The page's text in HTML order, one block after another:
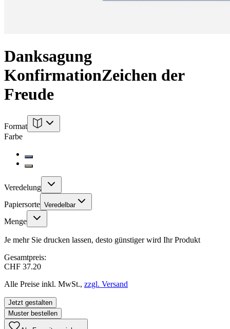
Danksagung
KonfirmationZeichen der
Freude
Format
Farbe
Veredelung
Papiersorte Veredelbar
Menge
Je mehr Sie drucken lassen, desto günstiger wird Ihr Produkt
Gesamtpreis:
CHF 37.20
Alle Preise inkl. MwSt., zzgl. Versand
Jetzt gestalten
Muster bestellen